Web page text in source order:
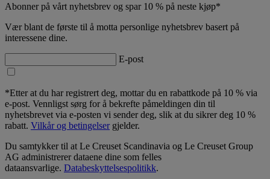
Abonner på vårt nyhetsbrev og spar 10 % på neste kjøp*
Vær blant de første til å motta personlige nyhetsbrev basert på
interessene dine.
E-post
*Etter at du har registrert deg, mottar du en rabattkode på 10 % via
e-post. Vennligst sørg for å bekrefte påmeldingen din til
nyhetsbrevet via e-posten vi sender deg, slik at du sikrer deg 10 %
rabatt. Vilkår og betingelsergjelder.
Du samtykker til at Le Creuset Scandinavia og Le Creuset Group
AG administrerer dataene dine som felles
dataansvarlige. Databeskyttelsespolitikk.